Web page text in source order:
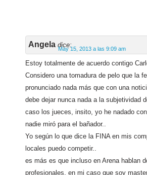
Angela dice:
May 15, 2013 a las 9:09 am
Estoy totalmente de acuerdo contigo
Considero una tomadura de pelo que la
pronunciado nada más que con una
debe dejar nunca nada a la subjetividad
caso los jueces, insito, yo he nadado
nadie miró para el bañador..
Yo según lo que dice la FINA en mis
locales puedo competir..
es más es que incluso en Arena hablan
profesionales, en mi caso que soy